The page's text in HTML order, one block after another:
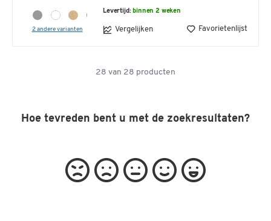
2 andere varianten
Levertijd: binnen 2 weken
Vergelijken Favorietenlijst
28 van 28 producten
Hoe tevreden bent u met de zoekresultaten?